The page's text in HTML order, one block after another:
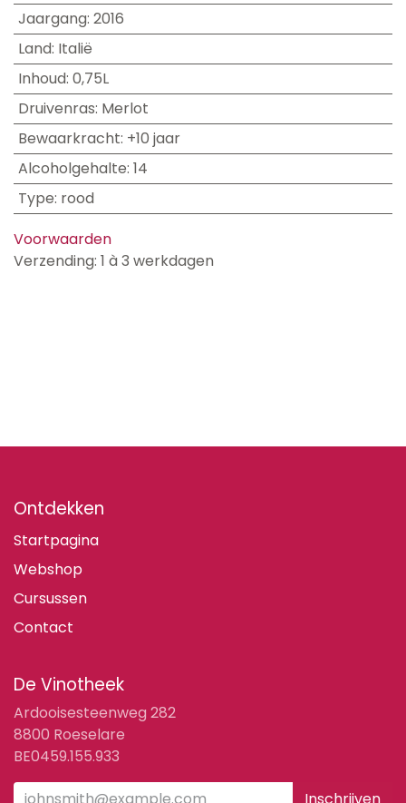
Jaargang: 2016
Land: Italië
Inhoud: 0,75L
Druivenras: Merlot
Bewaarkracht: +10 jaar
Alcoholgehalte: 14
Type: rood
Voorwaarden
Verzending: 1 à 3 werkdagen
Ontdekken
Startpagina
Webshop
Cursussen
Contact
De Vinotheek
Ardooisesteenweg 282
8800 Roeselare
BE0459.155.933
Inschrijven